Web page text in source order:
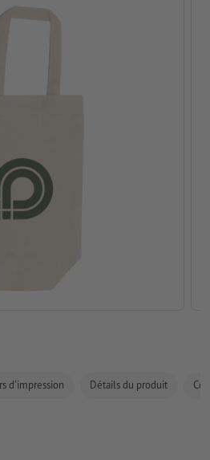
d'impression Détails du produit
d'article